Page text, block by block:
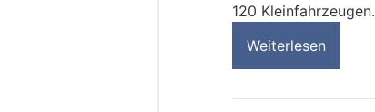
120 Kleinfahrzeugen.
Weiterlesen